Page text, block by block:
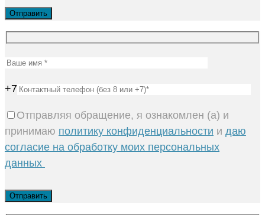
+7
Отправляя обращение, я ознакомлен (а) и
принимаю политику конфиденциальности и даю
согласие на обработку моих персональных
данных